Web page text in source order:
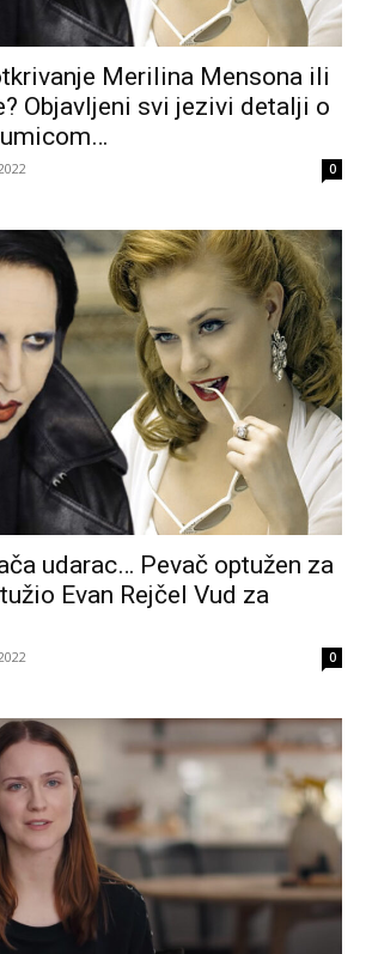
Merilina Mensona ili
Objavljeni svi jezivi detalji o
0
udarac… Pevač optužen za
Evan Rejčel Vud za
0